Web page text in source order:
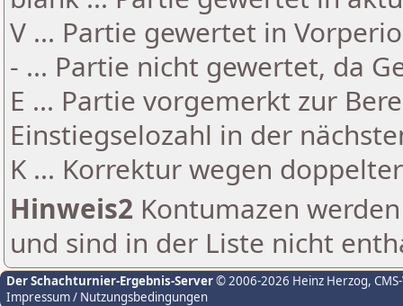
V ... Partie gewertet in
- ... Partie nicht gewertet, da
E ... Partie vorgemerkt zur
Einstiegselozahl in der
K ... Korrektur wegen
Hinweis2 Kontumazen
und sind in der Liste nicht
Der Schachturnier-Ergebnis-Server© 2006-2026 Heinz Herzog,
Impressum / Nutzungsbedingungen